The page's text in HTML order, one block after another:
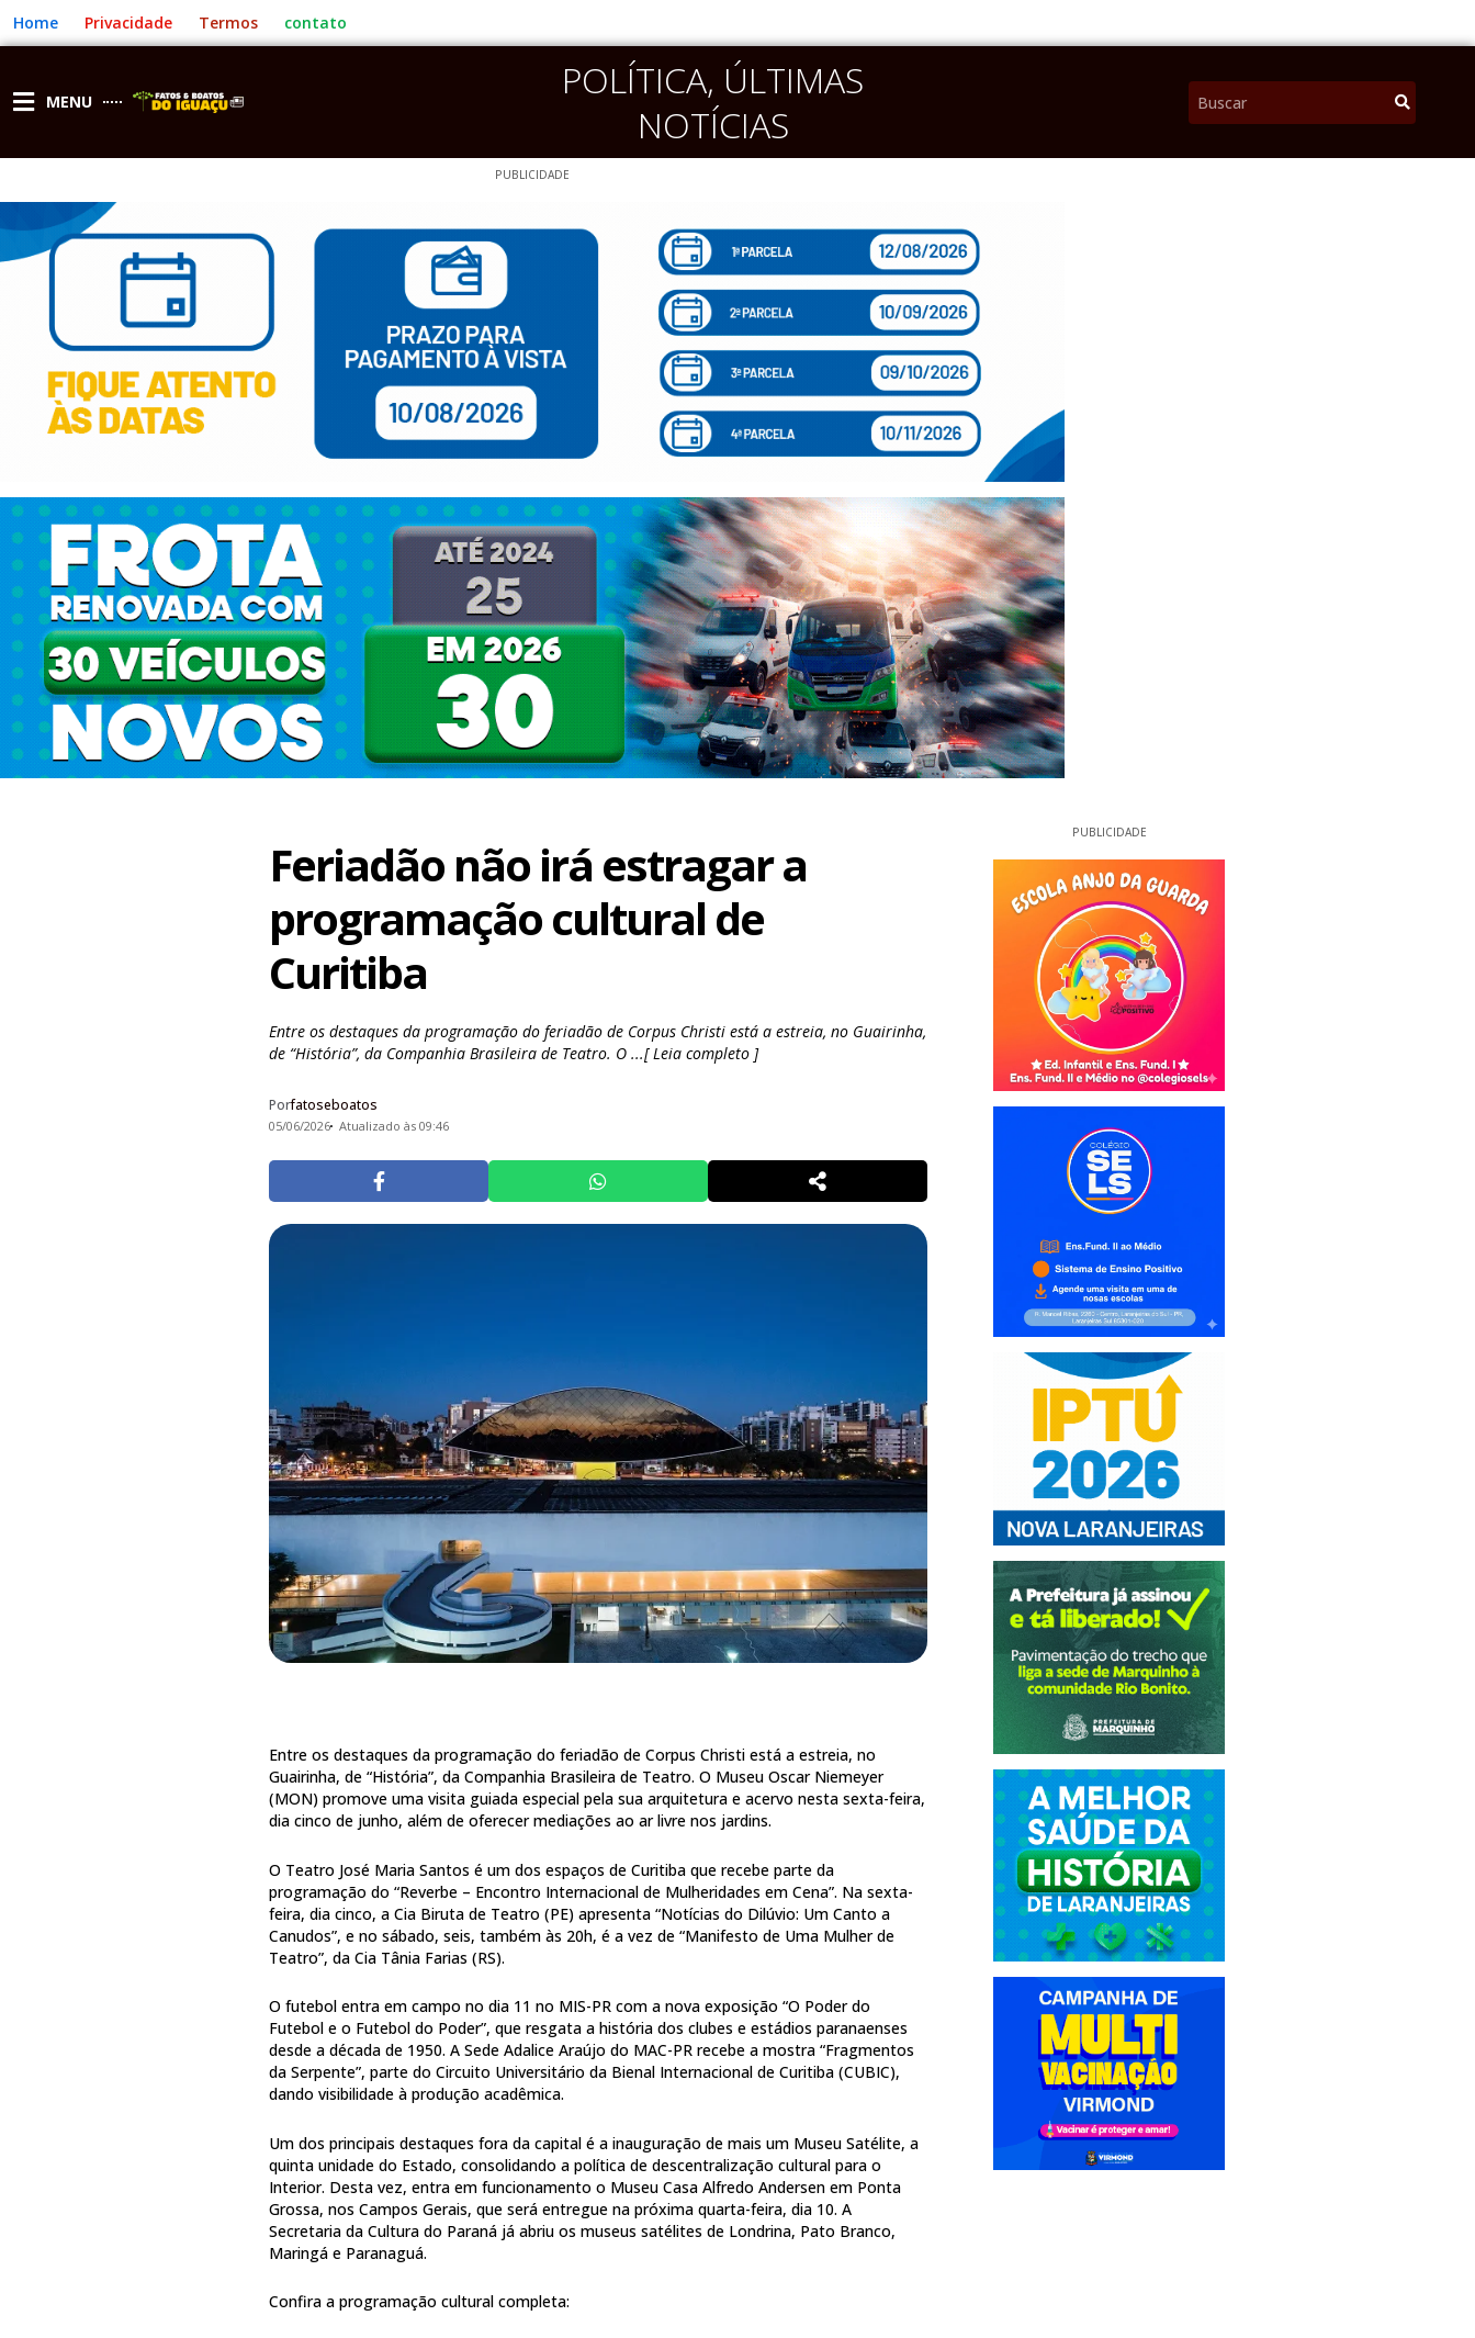
para
o
Home Privacidade Termos contato
MENU POLÍTICA, ÚLTIMAS
NOTÍCIAS
Pesquisar
PUBLICIDADE
Feriadão não irá estragar a
programação cultural de
Curitiba
Entre os destaques da programação do feriadão de Corpus Christi está a estreia, no Guairinha,
de “História”, da Companhia Brasileira de Teatro. O ...[ Leia completo ]
Porfatoseboatos
05/06/2026 Atualizado às 09:46
Entre os destaques da programação do feriadão de Corpus Christi está a estreia, no
Guairinha, de “História”, da Companhia Brasileira de Teatro. O Museu Oscar Niemeyer
(MON) promove uma visita guiada especial pela sua arquitetura e acervo nesta sexta-feira,
dia cinco de junho, além de oferecer mediações ao ar livre nos jardins.
O Teatro José Maria Santos é um dos espaços de Curitiba que recebe parte da
programação do “Reverbe – Encontro Internacional de Mulheridades em Cena”. Na sexta-
feira, dia cinco, a Cia Biruta de Teatro (PE) apresenta “Notícias do Dilúvio: Um Canto a
Canudos”, e no sábado, seis, também às 20h, é a vez de “Manifesto de Uma Mulher de
Teatro”, da Cia Tânia Farias (RS).
O futebol entra em campo no dia 11 no MIS-PR com a nova exposição “O Poder do
Futebol e o Futebol do Poder”, que resgata a história dos clubes e estádios paranaenses
desde a década de 1950. A Sede Adalice Araújo do MAC-PR recebe a mostra “Fragmentos
da Serpente”, parte do Circuito Universitário da Bienal Internacional de Curitiba (CUBIC),
dando visibilidade à produção acadêmica.
Um dos principais destaques fora da capital é a inauguração de mais um Museu Satélite, a
quinta unidade do Estado, consolidando a política de descentralização cultural para o
Interior. Desta vez, entra em funcionamento o Museu Casa Alfredo Andersen em Ponta
Grossa, nos Campos Gerais, que será entregue na próxima quarta-feira, dia 10. A
Secretaria da Cultura do Paraná já abriu os museus satélites de Londrina, Pato Branco,
Maringá e Paranaguá.
Confira a programação cultural completa:
PUBLICIDADE